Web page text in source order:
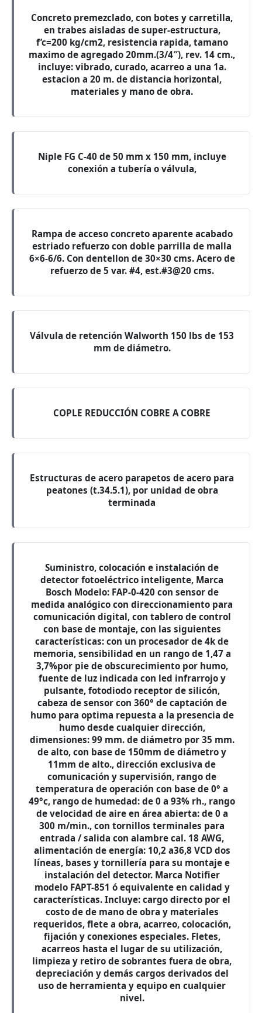
Concreto premezclado, con botes y carretilla,
en trabes aisladas de super-estructura,
f’c=200 kg/cm2, resistencia rapida, tamano
maximo de agregado 20mm.(3/4″), rev. 14 cm.,
incluye: vibrado, curado, acarreo a una 1a.
estacion a 20 m. de distancia horizontal,
materiales y mano de obra.
Niple FG C-40 de 50 mm x 150 mm, incluye
conexión a tubería o válvula,
Rampa de acceso concreto aparente acabado
estriado refuerzo con doble parrilla de malla
6×6-6/6. Con dentellon de 30×30 cms. Acero de
refuerzo de 5 var. #4, est.#3@20 cms.
Válvula de retención Walworth 150 lbs de 153
mm de diámetro.
COPLE REDUCCIÓN COBRE A COBRE
Estructuras de acero parapetos de acero para
peatones (t.34.5.1), por unidad de obra
terminada
Suministro, colocación e instalación de
detector fotoeléctrico inteligente, Marca
Bosch Modelo: FAP-0-420 con sensor de
medida analógico con direccionamiento para
comunicación digital, con tablero de control
con base de montaje, con las siguientes
características: con un procesador de 4k de
memoria, sensibilidad en un rango de 1,47 a
3,7%por pie de obscurecimiento por humo,
fuente de luz indicada con led infrarrojo y
pulsante, fotodiodo receptor de silicón,
cabeza de sensor con 360° de captación de
humo para optima repuesta a la presencia de
humo desde cualquier dirección,
dimensiones: 99 mm. de diámetro por 35 mm.
de alto, con base de 150mm de diámetro y
11mm de alto., dirección exclusiva de
comunicación y supervisión, rango de
temperatura de operación con base de 0° a
49°c, rango de humedad: de 0 a 93% rh., rango
de velocidad de aire en área abierta: de 0 a
300 m/min., con tornillos terminales para
entrada / salida con alambre cal. 18 AWG,
alimentación de energía: 10,2 a36,8 VCD dos
líneas, bases y tornillería para su montaje e
instalación del detector. Marca Notifier
modelo FAPT-851 ó equivalente en calidad y
características. Incluye: cargo directo por el
costo de de mano de obra y materiales
requeridos, flete a obra, acarreo, colocación,
fijación y conexiones especiales. Fletes,
acarreos hasta el lugar de su utilización,
limpieza y retiro de sobrantes fuera de obra,
depreciación y demás cargos derivados del
uso de herramienta y equipo en cualquier
nivel.